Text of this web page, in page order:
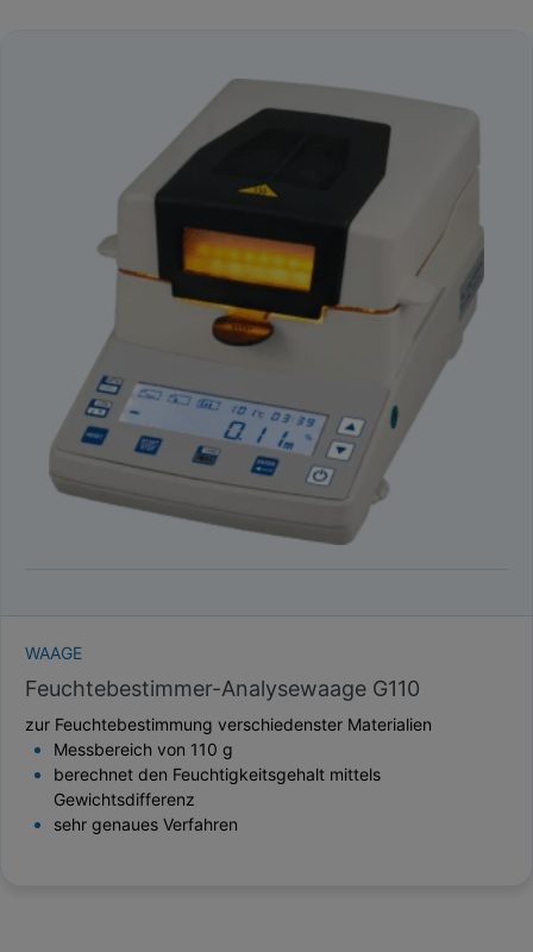
WAAGE
Feuchtebestimmer-Analysewaage G110
zur Feuchtebestimmung verschiedenster Materialien
Messbereich von 110 g
berechnet den Feuchtigkeitsgehalt mittels
Gewichtsdifferenz
sehr genaues Verfahren